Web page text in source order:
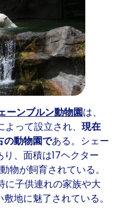
ーンブルン動物園は、
って設立され、 現在
の動物園である。シェー
、面積は17ヘクター
物が飼育されている。
に子供連れの家族や大
地に魅了されている。